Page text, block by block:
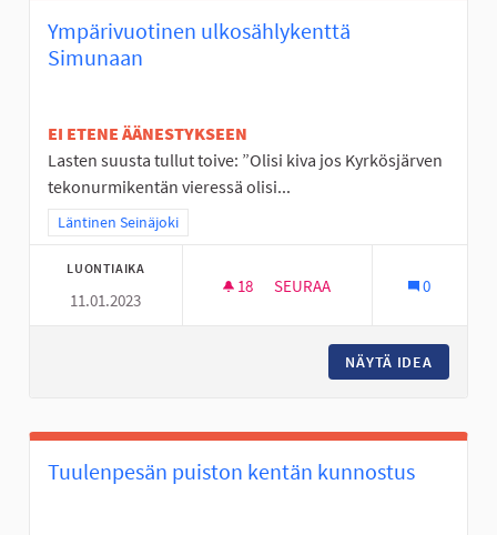
Ympärivuotinen ulkosählykenttä
Simunaan
EI ETENE ÄÄNESTYKSEEN
Lasten suusta tullut toive: ”Olisi kiva jos Kyrkösjärven
tekonurmikentän vieressä olisi...
Rajaa tulokset teeman mukaan: Läntinen Seinäjoki
Läntinen Seinäjoki
LUONTIAIKA
11.01.2023
18 18 SEURAAJAA
SEURAA 0
NÄYTÄ IDEA
Tuulenpesän puiston kentän kunnostus